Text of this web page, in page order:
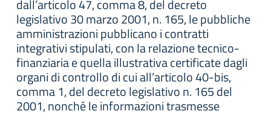
dall’articolo 47, comma 8, del decreto
legislativo 30 marzo 2001, n. 165, le pubbliche
amministrazioni pubblicano i contratti
integrativi stipulati, con la relazione tecnico-
finanziaria e quella illustrativa certificate dagli
organi di controllo di cui all’articolo 40-bis,
comma 1, del decreto legislativo n. 165 del
2001, nonché le informazioni trasmesse